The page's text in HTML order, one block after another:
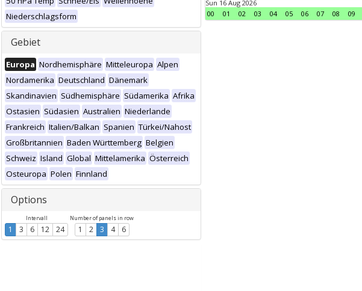
Niederschlagsform
Gebiet
Europa Nordhemisphäre Mitteleuropa Alpen
Nordamerika Deutschland Dänemark
Skandinavien Südhemisphäre Südamerika Afrika
Ostasien Südasien Australien Niederlande
Frankreich Italien/Balkan Spanien Türkei/Nahost
Großbritannien Baden Württemberg Belgien
Schweiz Island Global Mittelamerika Österreich
Osteuropa Polen Finnland
Options
Intervall
1 3 6 12 24
Number of panels in row
1 2 3 4 6
Sun 16 Aug 2026
00
01 02 03 04 05 06 07 08 09